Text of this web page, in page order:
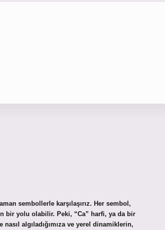
sembollerle karşılaşırız. Her sembol,
bir yolu olabilir. Peki, “Ca” harfi, ya da bir
algıladığımıza ve yerel dinamiklerin,